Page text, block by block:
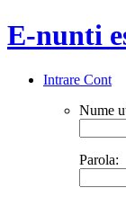
E-nunti
Intrare Cont
Nume
Parola: